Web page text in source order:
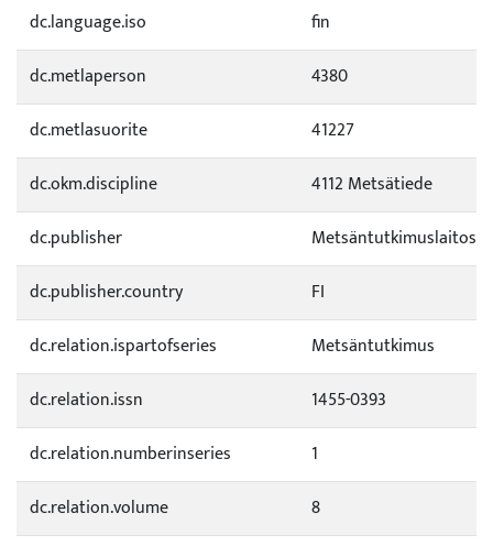
dc.language.iso
fin
dc.metlaperson
4380
dc.metlasuorite
41227
dc.okm.discipline
4112 Metsätiede
dc.publisher
Metsäntutkimuslaitos
dc.publisher.country
FI
dc.relation.ispartofseries
Metsäntutkimus
dc.relation.issn
1455-0393
dc.relation.numberinseries
1
dc.relation.volume
8